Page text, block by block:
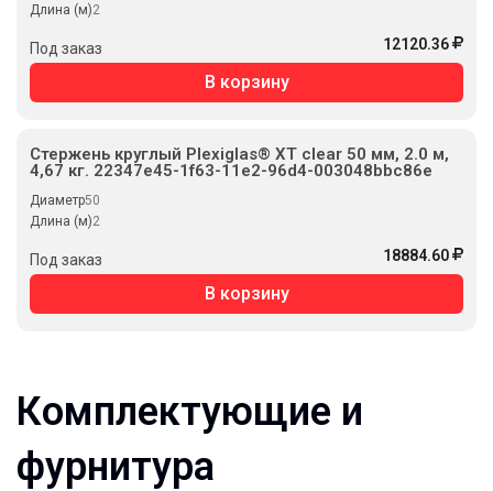
Длина (м)2
Под заказ 12120.36
В корзину
Стержень круглый Plexiglas® XT clear 50 мм, 2.0 м,
4,67 кг. 22347e45-1f63-11e2-96d4-003048bbc86e
Диаметр50
Длина (м)2
Под заказ 18884.60
В корзину
Комплектующие и
фурнитура